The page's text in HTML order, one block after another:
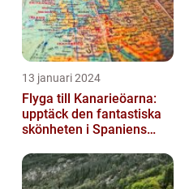
13 januari 2024
Flyga till Kanarieöarna:
upptäck den fantastiska
skönheten i Spaniens